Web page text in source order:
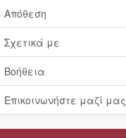
Απόθεση
Σχετικά με
Βοήθεια
Επικοινωνήστε μαζί μας